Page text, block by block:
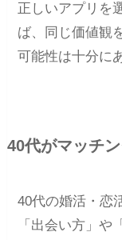
正しいアプリを
ば、同じ価値観
可能性は十分に
40代がマッチ
40代の婚活・恋
「出会い方」や